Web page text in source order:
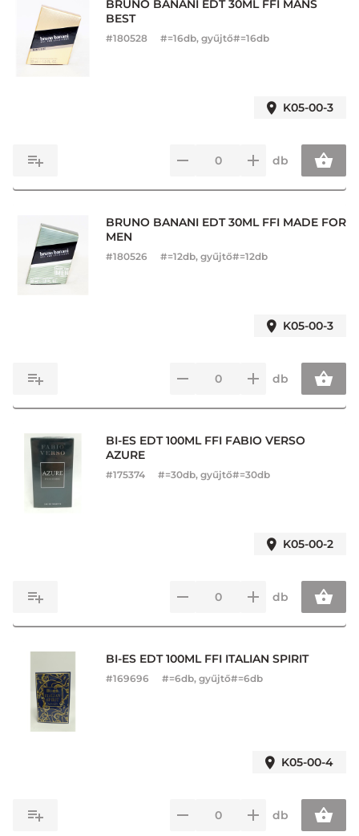
BRUNO BANANI EDT 30ML FFI MANS
BEST
#180528 #=16db, gyűjtő#=16db
K05-00-3
db
BRUNO BANANI EDT 30ML FFI MADE FOR
MEN
#180526 #=12db, gyűjtő#=12db
K05-00-3
db
BI-ES EDT 100ML FFI FABIO VERSO
AZURE
#175374 #=30db, gyűjtő#=30db
K05-00-2
db
BI-ES EDT 100ML FFI ITALIAN SPIRIT
#169696 #=6db, gyűjtő#=6db
K05-00-4
db